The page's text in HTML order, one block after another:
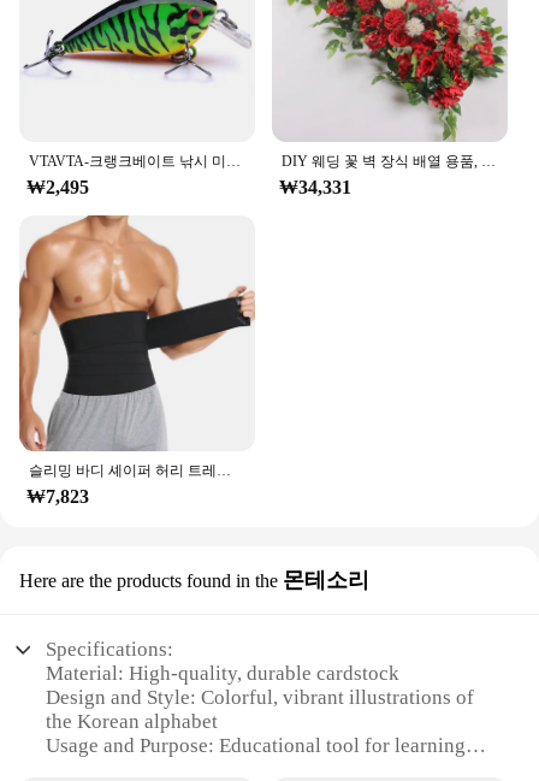
VTAVTA-크랭크베이트 낚시 미끼, 5cm/7cm, 파이크용 플로팅 워블러, 블랙 미노우 루어, 인공 미끼 낚시 태클
₩2,495
DIY 웨딩 꽃 벽 장식 배열 용품, 실크 모란 장미, 인공 꽃 줄 장식, 수 아치 배경, 50 cm, 100cm
₩34,331
슬리밍 바디 셰이퍼 허리 트레이너 랩 남성용 배 컨트롤 코르셋 네오프렌 지방 연소 무게추 감량 사우나 땀 벨트
₩7,823
Here are the products found in the 몬테소리
Specifications:
Material: High-quality, durable cardstock
Design and Style: Colorful, vibrant illustrations of
the Korean alphabet
Usage and Purpose: Educational tool for learning